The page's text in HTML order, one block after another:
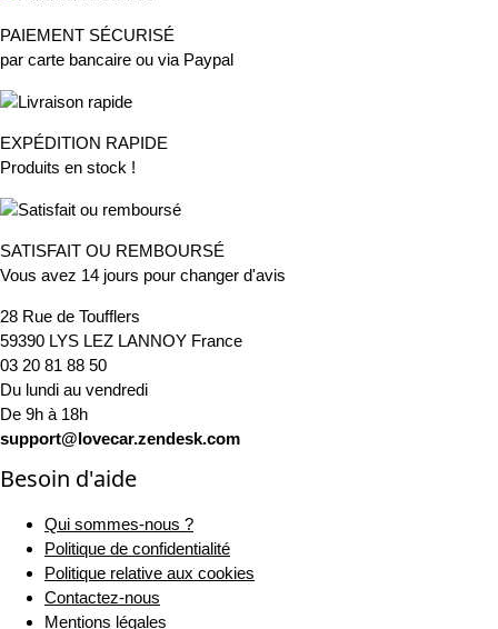
PAIEMENT SÉCURISÉ
par carte bancaire ou via Paypal
EXPÉDITION RAPIDE
Produits en stock !
SATISFAIT OU REMBOURSÉ
Vous avez 14 jours pour changer d'avis
28 Rue de Toufflers
59390 LYS LEZ LANNOY France
03 20 81 88 50
Du lundi au vendredi
De 9h à 18h
support@lovecar.zendesk.com
Besoin d'aide
Qui sommes-nous ?
Politique de confidentialité
Politique relative aux cookies
Contactez-nous
Mentions légales